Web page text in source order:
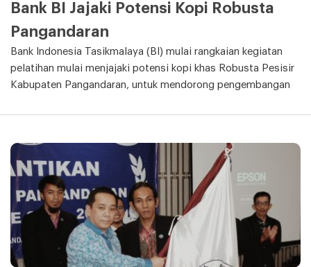
Bank BI Jajaki Potensi Kopi Robusta
Pangandaran
Bank Indonesia Tasikmalaya (BI) mulai rangkaian kegiatan
pelatihan mulai menjajaki potensi kopi khas Robusta Pesisir
Kabupaten Pangandaran, untuk mendorong pengembangan